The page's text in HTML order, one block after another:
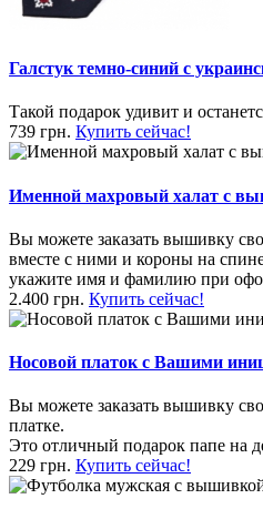
Галстук темно-синий с
Такой подарок удивит и
739 грн. Купить сейчас!
Именной махровый халат с
Вы можете заказать вышивку
вместе с ними и короны на
укажите имя и фамилию при
2.400 грн. Купить сейчас!
Носовой платок с Вашими
Вы можете заказать вышивку
платке.
Это отличный подарок папе на
229 грн. Купить сейчас!